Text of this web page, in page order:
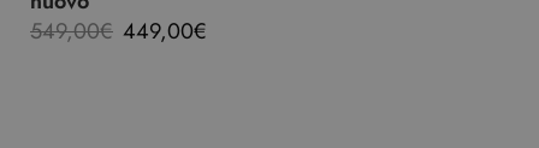
549,00€ 449,00€